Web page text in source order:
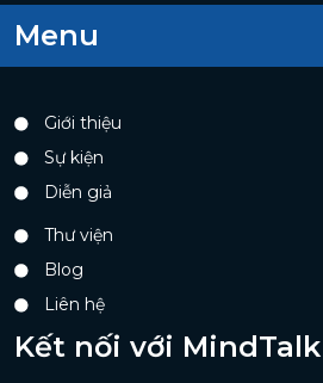
Menu
Giới thiệu
Sự kiện
Diễn giả
Thư viện
Blog
Liên hệ
Kết nối với MindTalk